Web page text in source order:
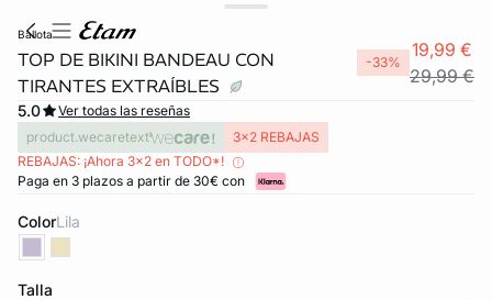
ballota
TOP DE BIKINI BANDEAU CON
TIRANTES EXTRAÍBLES
-33%
19,99 €
29,99 €
5.0
Ver todas las reseñas
product.wecaretext
3x2 REBAJAS
REBAJAS: ¡Ahora 3x2 en TODO*!
Paga en 3 plazos a partir de 30€ con
Color lila
Talla